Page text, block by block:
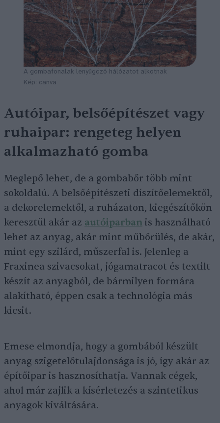
A gombafonalak lenyűgöző hálózatot alkotnak
Kép: canva
Autóipar, belsőépítészet vagy
ruhaipar: rengeteg helyen
alkalmazható gomba
Meglepő lehet, de a gombabőr több mint
sokoldalú. A belsőépítészeti díszítőelemektől,
a dekorelemektől, a ruházaton, kiegészítőkön
keresztül akár az autóiparban is használható
lehet az anyag, akár mint műbőrülés, de akár,
mint egy szilárd, műszerfal is. Jelenleg a
Fraxinea szivacsokat, jógamatracot és textilt
készít az anyagból, de bármilyen formára
alakítható, éppen csak a technológia más
kicsit.
Emese elmondja, hogy a gombából készült
anyag szigetelőtulajdonsága is jó, így akár az
építőipar is hasznosíthatja. Vannak cégek,
ahol már zajlik a kísérletezés a szintetikus
anyagok kiváltására.